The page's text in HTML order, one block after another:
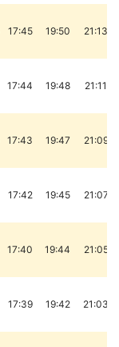
17:45 19:50 21:13
17:44 19:48 21:11
17:43 19:47 21:09
17:42 19:45 21:07
17:40 19:44 21:05
17:39 19:42 21:03